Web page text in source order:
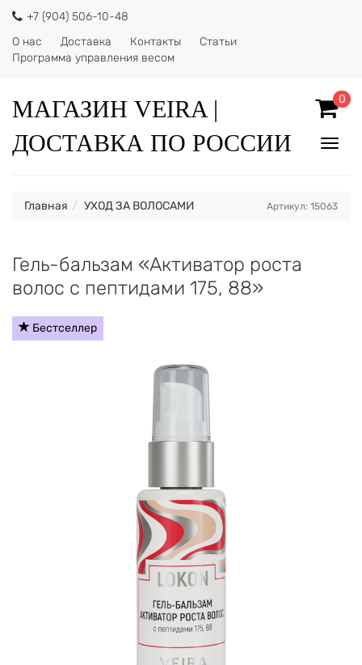
+7 (904) 506-10-48
О нас
Доставка Контакты
Статьи
Программа управления весом
МАГАЗИН VEIRA |
ДОСТАВКА ПО РОССИИ
0
Главная УХОД ЗА ВОЛОСАМИ Артикул: 15063
Гель-бальзам «Активатор роста
волос с пептидами 175, 88»
Бестселлер